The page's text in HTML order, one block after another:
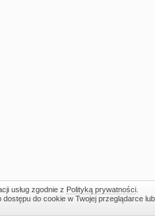
usług zgodnie z Polityką prywatności.
do cookie w Twojej przeglądarce lub